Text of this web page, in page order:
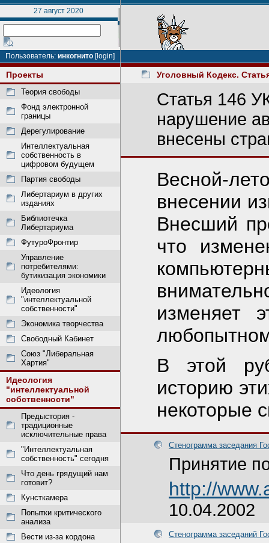
27 август 2020
Пользователь: инкогнито [login]
Проекты
Теория свободы
Фонд электронной
границы
Дерегулирование
Интеллектуальная
собственность в
цифровом будущем
Партия свободы
Либертариум в других
изданиях
Библиотечка
Либертариума
ФутуроФронтир
Управление
потребителями:
бутикизация экономики
Идеология
"интеллектуальной
собственности"
Экономика творчества
Свободный Кабинет
Союз "Либеральная
Хартия"
Идеология
"интеллектуальной
собственности"
Предыстория -
традиционные
исключительные права
"Интеллектуальная
собственность" сегодня
Что день грядущий нам
готовит?
Кунсткамера
Попытки критического
анализа
Вести из-за кордона
Уголовный Кодекс.
Статья 146
нарушение
внесены
Весной-
внесении
Внесший
что
изменяет
В этой
историю
некоторые
Стенограмма заседания
Принятие
http://
10.04.2002
Стенограмма заседаний